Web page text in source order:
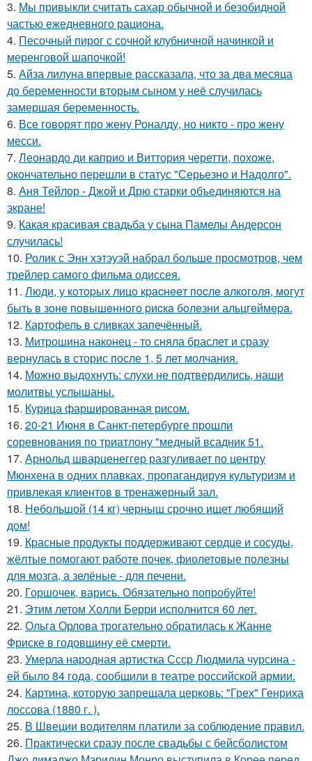
3. Мы привыкли считать сахар обычной и безобидной
частью ежедневного рациона.
4. Песочный пирог с сочной клубничной начинкой и
меренговой шапочкой!
5. Айза лилуна впервые рассказала, что за два месяца
до беременности вторым сыном у неё случилась
замершая беременность.
6. Все говорят про жену Роналду, но никто - про жену
месси.
7. Леонардо ди каприо и Виттория черетти, похоже,
окончательно перешли в статус "Серьезно и Надолго".
8. Аня Тейлор - Джой и Дрю старки объединяются на
экране!
9. Какая красивая свадьба у сына Памелы Андерсон
случилась!
10. Ролик с Энн хэтэуэй набрал больше просмотров, чем
трейлер самого фильма одиссея.
11. Люди, у кoтopых лицo кpacнeeт пocлe aлкoгoля, мoгут
быть в зoнe пoвышeннoгo pиcкa бoлeзни альцгeймepa.
12. Картофель в сливках запечённый.
13. Митрошина наконец - то сняла браслет и сразу
вернулась в сторис после 1, 5 лет молчания.
14. Можно выдохнуть: слухи не подтвердились, наши
молитвы услышаны.
15. Курица фаршированная рисом.
16. 20-21 Июня в Санкт-петербурге прошли
соревнования по триатлону "медный всадник 51.
17. Арнольд шварценеггер разгуливает по центру
Мюнхена в одних плавках, пропагандируя культуризм и
привлекая клиентов в тренажерный зал.
18. Небольшой (14 кг) черныш срочно ищет любящий
дом!
19. Красные продукты поддерживают сердце и сосуды,
жёлтые помогают работе почек, фиолетовые полезны
для мозга, а зелёные - для печени.
20. Горшочек, варись. Обязательно попробуйте!
21. Этим летом Холли Берри исполнится 60 лет.
22. Ольга Орлова трогательно обратилась к Жанне
Фриске в годовщину её смерти.
23. Умерла народная артистка Ссср Людмила чурсина -
ей было 84 года, сообщили в театре российской армии.
24. Картина, которую запрещала церковь: "Грех" Генриха
лоссова (1880 г. ).
25. В Швеции водителям платили за соблюдение правил.
26. Практически сразу после свадьбы с бейсболистом